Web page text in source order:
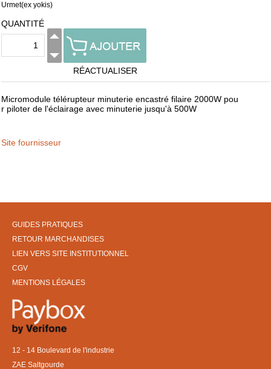
Urmet(ex yokis)
QUANTITÉ
RÉACTUALISER
Micromodule télérupteur minuterie encastré filaire 2000W pou
r piloter de l'éclairage avec minuterie jusqu'à 500W
Site fournisseur
GUIDES PRATIQUES
RETOUR MARCHANDISES
LIEN VERS SITE INSTITUTIONNEL
CGV
MENTIONS LÉGALES
12 - 14 Boulevard de l'industrie
ZAE Saltgourde